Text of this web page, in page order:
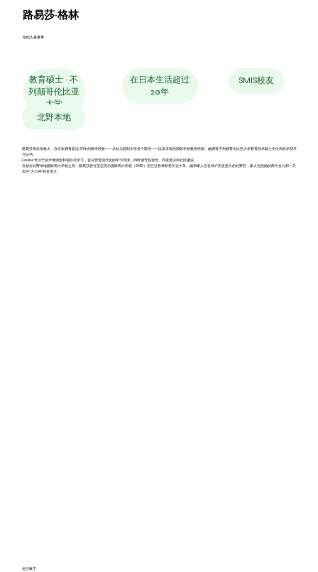
路易莎·格林
创始人兼董事
教育硕士 · 不
列颠哥伦比亚
大学
路易莎来自加拿大，在日本拥有超过20年的教学经验——从幼儿园到大学各个阶段——以及丰富的国际学校教学经验。她拥有不列颠哥伦比亚大学教育技术硕士学位和技术型学
习证书。
Louisa 专注于技术增强型和项目式学习，旨在营造现代化的学习环境，同时倡导包容性、环保意识和社区建设。
在创办北野绿地国际周六学校之前，路易莎曾在圣迈克尔国际周六学校（SMIS）担任过各种职务长达十年。她和家人住在神户历史悠久的北野区，家人包括她的两个女儿和一只
名叫“大力神”的金毛犬。
也任教于
在日本生活超过
20年
SMIS校友
北野本地